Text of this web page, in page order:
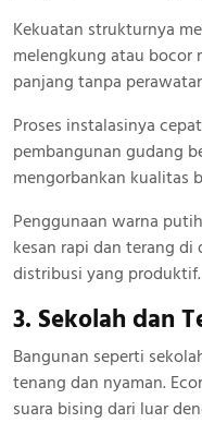
Kekuatan strukturnya
melengkung atau bocor
panjang tanpa
Proses instalasinya
pembangunan gudang
mengorbankan kualitas
Penggunaan warna
kesan rapi dan terang
distribusi yang produktif.
3. Sekolah dan
Bangunan seperti
tenang dan nyaman.
suara bising dari luar